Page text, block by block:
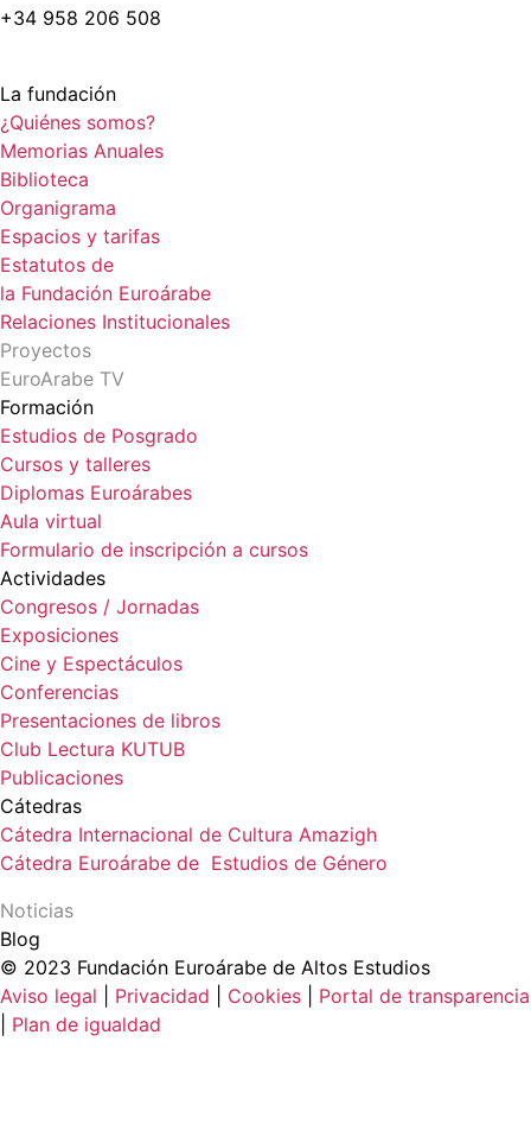
+34 958 206 508
La fundación
¿Quiénes somos?
Memorias Anuales
Biblioteca
Organigrama
Espacios y tarifas
Estatutos de
la Fundación Euroárabe
Relaciones Institucionales
Proyectos
EuroArabe TV
Formación
Estudios de Posgrado
Cursos y talleres
Diplomas Euroárabes
Aula virtual
Formulario de inscripción a cursos
Actividades
Congresos / Jornadas
Exposiciones
Cine y Espectáculos
Conferencias
Presentaciones de libros
Club Lectura KUTUB
Publicaciones
Cátedras
Cátedra Internacional de Cultura Amazigh
Cátedra Euroárabe de Estudios de Género
Noticias
Blog
© 2023 Fundación Euroárabe de Altos Estudios
Aviso legal
Privacidad Cookies
Portal de transparencia
Plan de igualdad